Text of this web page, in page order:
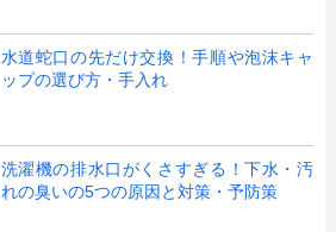
水道蛇口の先だけ交換！手順や泡沫キャ
ップの選び方・手入れ
洗濯機の排水口がくさすぎる！下水・汚
れの臭いの5つの原因と対策・予防策